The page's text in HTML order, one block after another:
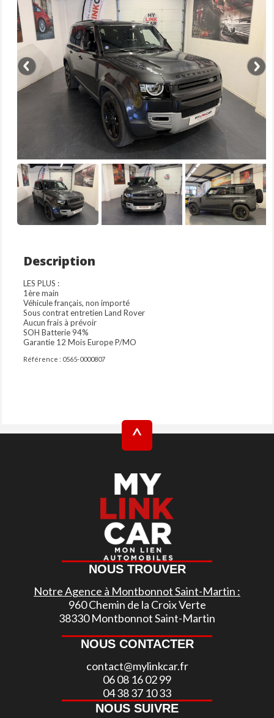
Rétroviseurs extérieurs chauffants rabattables électriquement
avec éclairage d’approche, photosensible côté conducteur
Tableau de bord virtuel
Description
LES PLUS :
1ère main
Véhicule français, non importé
Sous contrat entretien Land Rover
Aucun frais à prévoir
SOH Batterie 94%
Garantie 12 Mois Europe P/MO
Référence : 0565-0000807
^
NOUS TROUVER
Notre Agence à Montbonnot Saint-Martin :
960 Chemin de la Croix Verte
38330 Montbonnot Saint-Martin
NOUS CONTACTER
contact@mylinkcar.fr
06 08 16 02 99
04 38 37 10 33
NOUS SUIVRE